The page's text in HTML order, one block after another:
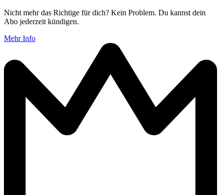
Nicht mehr das Richtige für dich? Kein Problem. Du kannst dein
Abo jederzeit kündigen.
Mehr Info